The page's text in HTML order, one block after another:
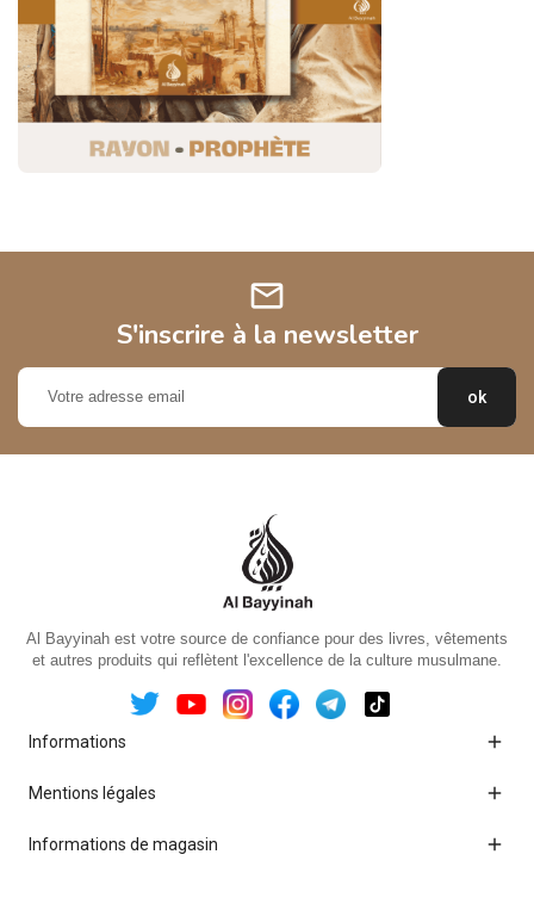
mail
S'inscrire à la newsletter
Al Bayyinah est votre source de confiance pour des livres, vêtements
et autres produits qui reflètent l'excellence de la culture musulmane.
Informations 
Mentions légales 
Informations de magasin 